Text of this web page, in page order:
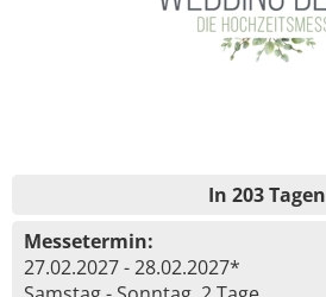
In 203 Tagen
Messetermin:
27.02.2027 - 28.02.2027*